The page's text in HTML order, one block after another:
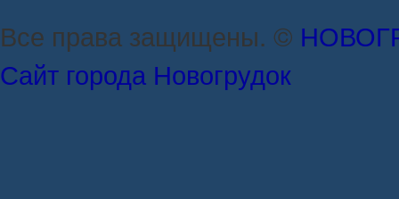
Все права защищены. ©
Сайт города Новогрудок